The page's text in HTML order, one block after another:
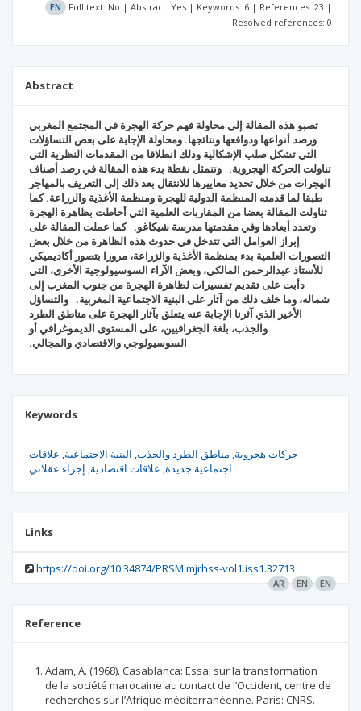
EN
Full text: No | Abstract: Yes | Keywords: 6 | References: 23 |
Resolved references: 0
Abstract
تصبو هذه المقالة إلى محاولة فهم حركة الهجرة في المجتمع المغربي
ورصد أنواعها ودوافعها ونتائجها. ومحاولة الإجابة على بعض التساؤلات
التي تشكل صلب الإشكالية وذلك انطلاقا من المقدمات النظرية التي
تناولت الحركة الهجروية. وتتمثل نقطة بدء هذه المقالة في رصد أصناف
الهجرات من خلال تحديد معاييرها للانتقال بعد ذلك إلى التعريف بالمهاجر
طبقا لما قدمته المنظمة الدولية للهجرة ومنظمة الأغذية والزراعة. كما
تناولت المقالة بعضا من المقاربات العلمية التي أحاطت بظاهرة الهجرة
وتعدد أبعادها وفي مقدمتها مدرسة شيكاغو. كما عملت المقالة على
إبراز العوامل التي تتدخل في حدوث هذه الظاهرة من خلال بعض
التصورات العلمية بدء بمنظمة الأغذية والزراعة، مرورا بتصور أكاديميكي
للأستاذ عبدالرحمن المالكي، وبعض الآراء السوسيولوجية الأخرى، التي
دأبت على تقديم تفسيرات لظاهرة الهجرة من جنوب المغرب إلى
شماله، وما خلف ذلك من آثار على البنية الاجتماعية المغربية. والتساؤل
الأخير الذي آثرنا الإجابة عنه يتعلق بآثار الهجرة على مناطق الطرد
والجذب، بلغة الجغرافيين، على المستوى الديموغرافي أو
السوسيولوجي والاقتصادي والمجالي.
Keywords
حركات هجروية مناطق الطرد والجذب البنية الاجتماعية علاقات
اجتماعية جديدة علاقات اقتصادية إجراء عقلاني
Links
https://doi.org/10.34874/PRSM.mjrhss-vol1.iss1.32713
AR EN EN
Reference
Adam, A. (1968). Casablanca: Essai sur la transformation
de la société marocaine au contact de l’Occident, centre de
recherches sur l’Afrique méditerranéenne. Paris: CNRS.